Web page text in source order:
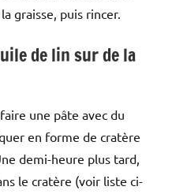
graisse, puis rincer.
de lin sur de la
une pâte avec du
en forme de cratère
demi-heure plus tard,
le cratère (voir liste ci-